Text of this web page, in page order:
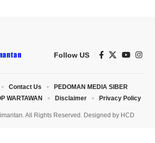
Follow US
All Rights Reserved. Designed by HCD
Contact Us
PEDOMAN MEDIA SIBER
WARTAWAN Disclaimer Privacy Policy